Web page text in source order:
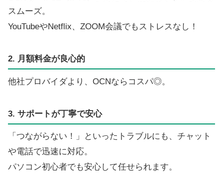
スムーズ。
YouTubeやNetflix、ZOOM会議でもストレスなし！
2. 月額料金が良心的
他社プロバイダより、OCNならコスパ◎。
3. サポートが丁寧で安心
「つながらない！」といったトラブルにも、チャット
や電話で迅速に対応。
パソコン初心者でも安心して任せられます。